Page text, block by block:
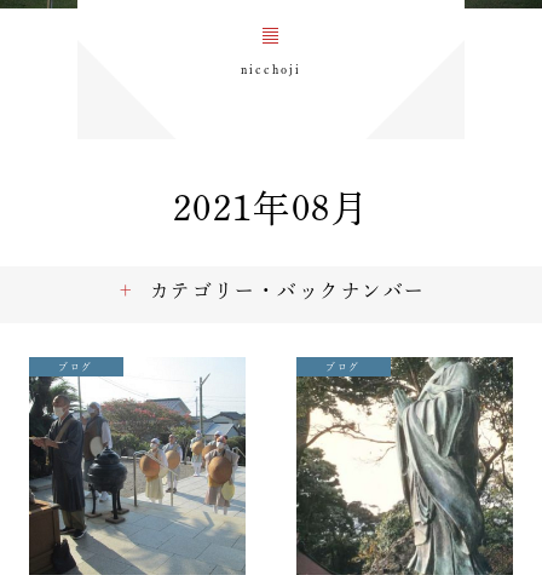
nicchoji
2021年08月
ブログ ブログ
カテゴリー・バックナンバー